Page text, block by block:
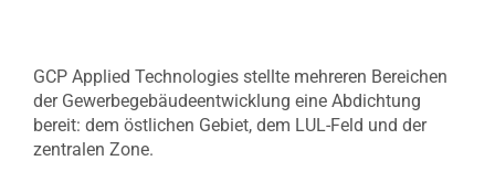
GCP Applied Technologies stellte mehreren Bereichen
der Gewerbegebäudeentwicklung eine Abdichtung
bereit: dem östlichen Gebiet, dem LUL-Feld und der
zentralen Zone.